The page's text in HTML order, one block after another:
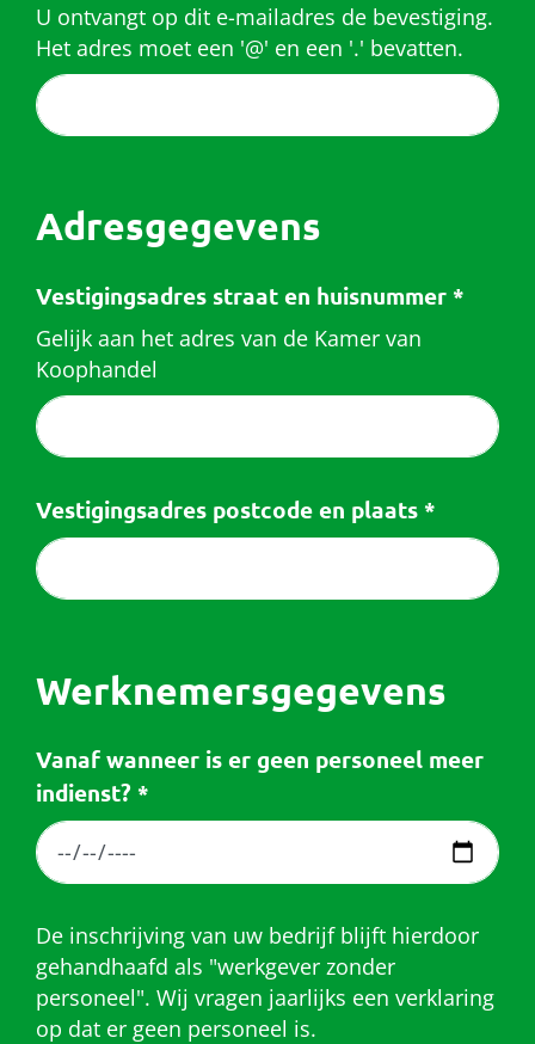
U ontvangt op dit e-mailadres de bevestiging.
Het adres moet een '@' en een '.' bevatten.
Adresgegevens
Vestigingsadres straat en huisnummer *
Gelijk aan het adres van de Kamer van
Koophandel
Vestigingsadres postcode en plaats *
Werknemersgegevens
Vanaf wanneer is er geen personeel meer
indienst? *
De inschrijving van uw bedrijf blijft hierdoor
gehandhaafd als "werkgever zonder
personeel". Wij vragen jaarlijks een verklaring
op dat er geen personeel is.